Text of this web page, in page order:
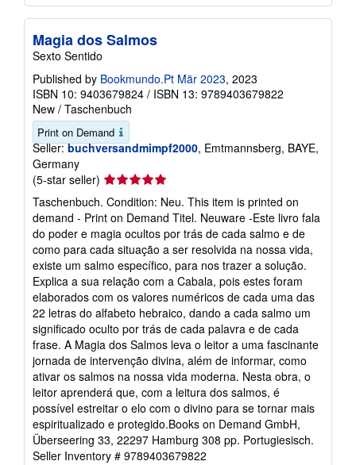
Magia dos Salmos
Sexto Sentido
Published by Bookmundo.Pt Mär 2023, 2023
ISBN 10: 9403679824 / ISBN 13: 9789403679822
New / Taschenbuch
Print on Demand
Seller: buchversandmimpf2000, Emtmannsberg, BAYE,
Germany
(5-star seller) Seller
rating
5
out
of
5
stars
Taschenbuch. Condition: Neu. This item is printed on
demand - Print on Demand Titel. Neuware -Este livro fala
do poder e magia ocultos por trás de cada salmo e de
como para cada situação a ser resolvida na nossa vida,
existe um salmo específico, para nos trazer a solução.
Explica a sua relação com a Cabala, pois estes foram
elaborados com os valores numéricos de cada uma das
22 letras do alfabeto hebraico, dando a cada salmo um
significado oculto por trás de cada palavra e de cada
frase. A Magia dos Salmos leva o leitor a uma fascinante
jornada de intervenção divina, além de informar, como
ativar os salmos na nossa vida moderna. Nesta obra, o
leitor aprenderá que, com a leitura dos salmos, é
possível estreitar o elo com o divino para se tornar mais
espiritualizado e protegido.Books on Demand GmbH,
Überseering 33, 22297 Hamburg 308 pp. Portugiesisch.
Seller Inventory # 9789403679822